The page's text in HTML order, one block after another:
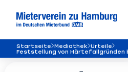
Startseite Mediathek Urteile
Feststellung von Härtefallgründen